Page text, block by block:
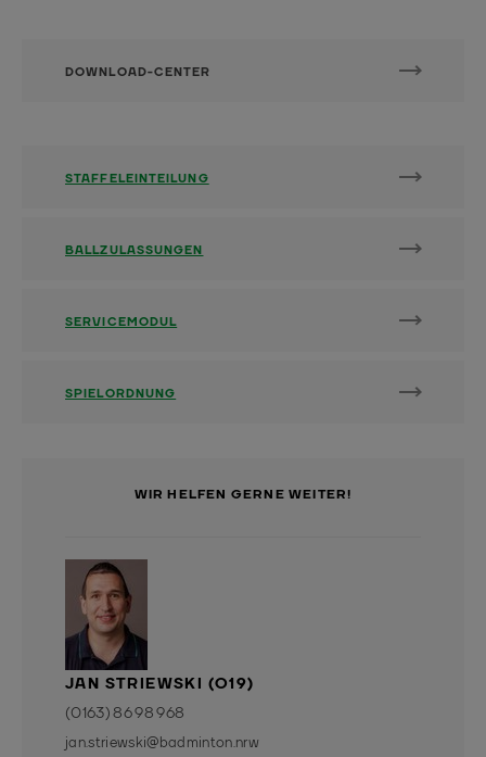
DOWNLOAD-CENTER
STAFFELEINTEILUNG
BALLZULASSUNGEN
SERVICEMODUL
SPIELORDNUNG
WIR HELFEN GERNE WEITER!
JAN STRIEWSKI (O19)
(0163) 86 98 968
jan.striewski@badminton.nrw